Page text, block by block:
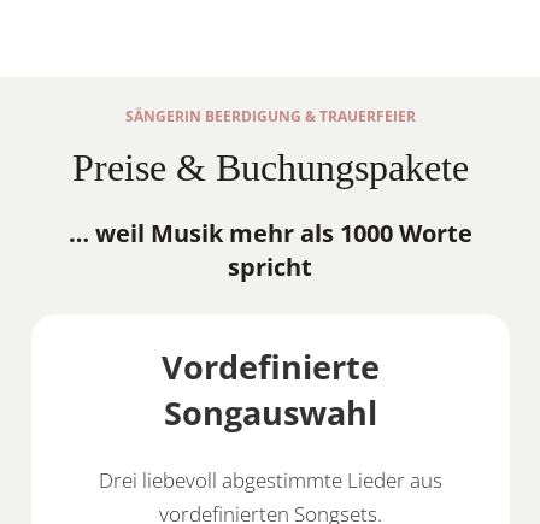
SÄNGERIN BEERDIGUNG & TRAUERFEIER
Preise & Buchungspakete
… weil Musik mehr als 1000 Worte
spricht
Vordefinierte
Songauswahl
Drei liebevoll abgestimmte Lieder aus
vordefinierten Songsets.